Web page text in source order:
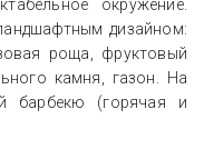
окружение.
дизайном:
роща, фруктовый
камня, газон. На
барбекю (горячая и